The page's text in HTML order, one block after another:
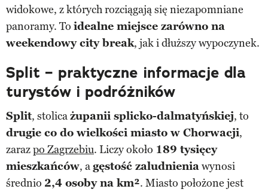
widokowe, z których rozciągają się niezapomniane
panoramy. To idealne miejsce zarówno na
weekendowy city break, jak i dłuższy wypoczynek.
Split – praktyczne informacje dla
turystów i podróżników
Split, stolicażupanii splicko-dalmatyńskiej, to
drugie co do wielkości miasto w Chorwacji,
zarazpo Zagrzebiu. Liczy około 189 tysięcy
mieszkańców, agęstość zaludnieniawynosi
średnio 2,4 osoby na km². Miasto położone jest